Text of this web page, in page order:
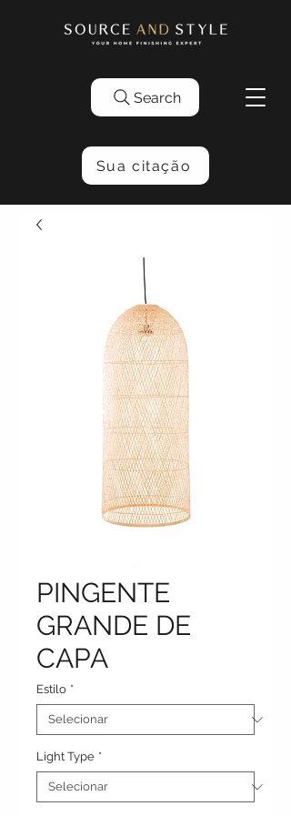
Search
Sua citação
PINGENTE
GRANDE DE
CAPA
Estilo *
Light Type *